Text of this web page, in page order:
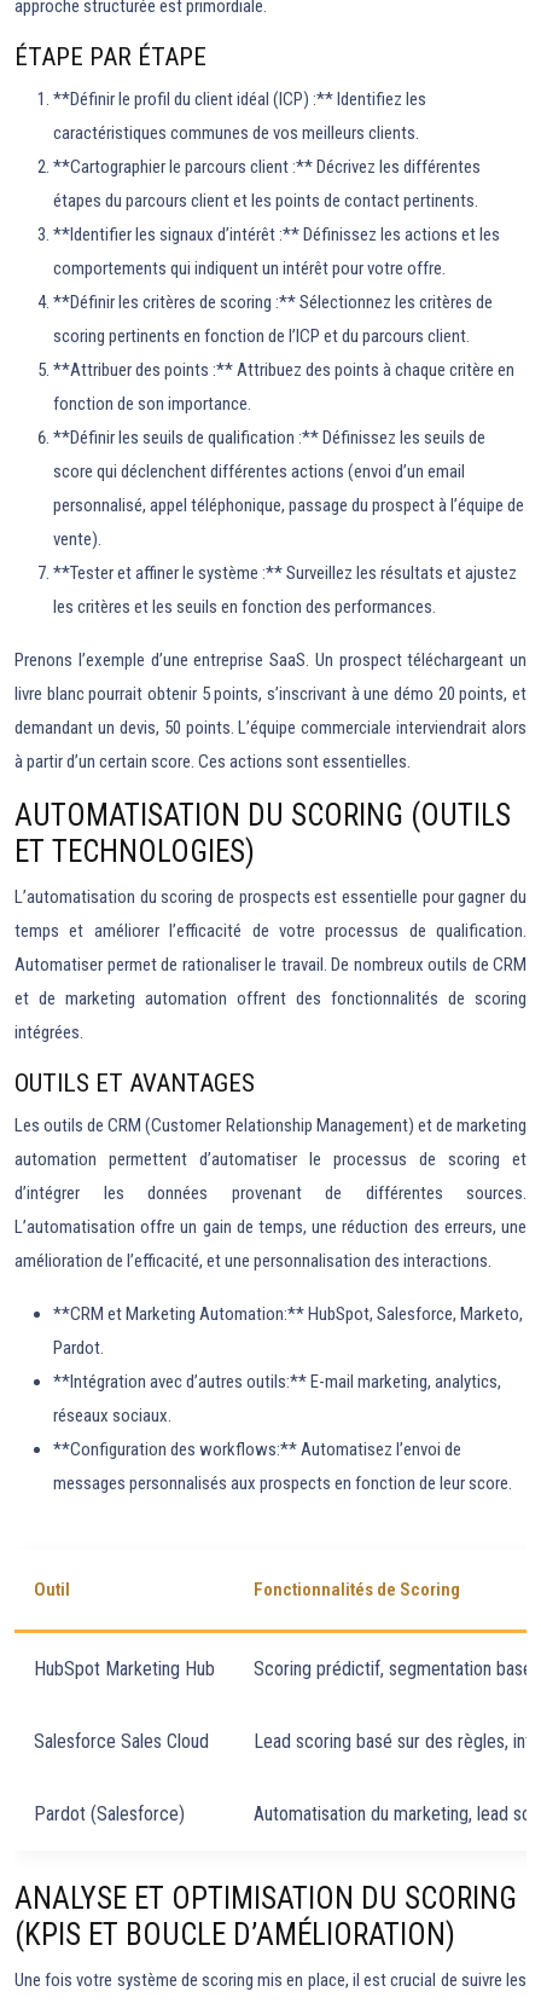
approche structurée est primordiale.
ÉTAPE PAR ÉTAPE
**Définir le profil du client idéal (ICP) :** Identifiez les
caractéristiques communes de vos meilleurs clients.
**Cartographier le parcours client :** Décrivez les différentes
étapes du parcours client et les points de contact pertinents.
**Identifier les signaux d’intérêt :** Définissez les actions et les
comportements qui indiquent un intérêt pour votre offre.
**Définir les critères de scoring :** Sélectionnez les critères de
scoring pertinents en fonction de l’ICP et du parcours client.
**Attribuer des points :** Attribuez des points à chaque critère en
fonction de son importance.
**Définir les seuils de qualification :** Définissez les seuils de
score qui déclenchent différentes actions (envoi d’un email
personnalisé, appel téléphonique, passage du prospect à l’équipe de
vente).
**Tester et affiner le système :** Surveillez les résultats et ajustez
les critères et les seuils en fonction des performances.
Prenons l’exemple d’une entreprise SaaS. Un prospect téléchargeant un
livre blanc pourrait obtenir 5 points, s’inscrivant à une démo 20 points, et
demandant un devis, 50 points. L’équipe commerciale interviendrait alors
à partir d’un certain score. Ces actions sont essentielles.
AUTOMATISATION DU SCORING (OUTILS
ET TECHNOLOGIES)
L’automatisation du scoring de prospects est essentielle pour gagner du
temps et améliorer l’efficacité de votre processus de qualification.
Automatiser permet de rationaliser le travail. De nombreux outils de CRM
et de marketing automation offrent des fonctionnalités de scoring
intégrées.
OUTILS ET AVANTAGES
Les outils de CRM (Customer Relationship Management) et de marketing
automation permettent d’automatiser le processus de scoring et
d’intégrer les données provenant de différentes sources.
L’automatisation offre un gain de temps, une réduction des erreurs, une
amélioration de l’efficacité, et une personnalisation des interactions.
**CRM et Marketing Automation:** HubSpot, Salesforce, Marketo,
Pardot.
**Intégration avec d’autres outils:** E-mail marketing, analytics,
réseaux sociaux.
**Configuration des workflows:** Automatisez l’envoi de
messages personnalisés aux prospects en fonction de leur score.
Outil Fonctionnalités de Scoring
HubSpot Marketing Hub Scoring prédictif, segmentation
Salesforce Sales Cloud Lead scoring basé sur des règles,
Pardot (Salesforce) Automatisation du marketing, lead
ANALYSE ET OPTIMISATION DU SCORING
(KPIS ET BOUCLE D’AMÉLIORATION)
Une fois votre système de scoring mis en place, il est crucial de suivre les